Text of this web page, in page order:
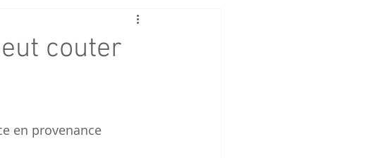
couter
en provenance